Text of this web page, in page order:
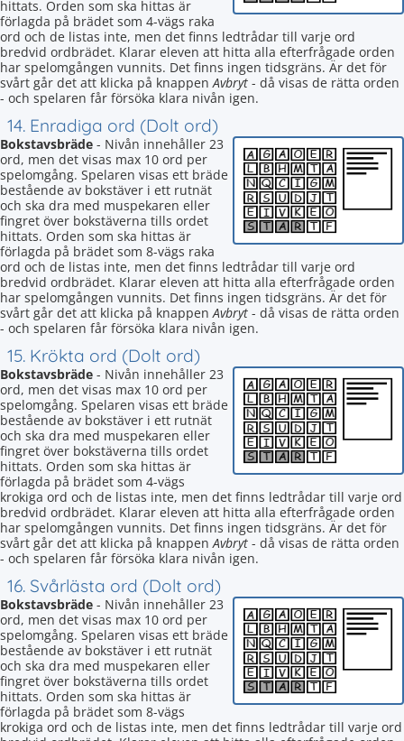
hittats. Orden som ska hittas är
förlagda på brädet som 4-vägs raka
ord och de listas inte, men det finns ledtrådar till varje ord
bredvid ordbrädet. Klarar eleven att hitta alla efterfrågade orden
har spelomgången vunnits. Det finns ingen tidsgräns. Är det för
svårt går det att klicka på knappenAvbryt - då visas de rätta orden
- och spelaren får försöka klara nivån igen.
14. Enradiga ord (Dolt ord)
Bokstavsbräde - Nivån innehåller 23
ord, men det visas max 10 ord per
spelomgång. Spelaren visas ett bräde
bestående av bokstäver i ett rutnät
och ska dra med muspekaren eller
fingret över bokstäverna tills ordet
hittats. Orden som ska hittas är
förlagda på brädet som 8-vägs raka
ord och de listas inte, men det finns ledtrådar till varje ord
bredvid ordbrädet. Klarar eleven att hitta alla efterfrågade orden
har spelomgången vunnits. Det finns ingen tidsgräns. Är det för
svårt går det att klicka på knappenAvbryt - då visas de rätta orden
- och spelaren får försöka klara nivån igen.
15. Krökta ord (Dolt ord)
Bokstavsbräde - Nivån innehåller 23
ord, men det visas max 10 ord per
spelomgång. Spelaren visas ett bräde
bestående av bokstäver i ett rutnät
och ska dra med muspekaren eller
fingret över bokstäverna tills ordet
hittats. Orden som ska hittas är
förlagda på brädet som 4-vägs
krokiga ord och de listas inte, men det finns ledtrådar till varje ord
bredvid ordbrädet. Klarar eleven att hitta alla efterfrågade orden
har spelomgången vunnits. Det finns ingen tidsgräns. Är det för
svårt går det att klicka på knappenAvbryt - då visas de rätta orden
- och spelaren får försöka klara nivån igen.
16. Svårlästa ord (Dolt ord)
Bokstavsbräde - Nivån innehåller 23
ord, men det visas max 10 ord per
spelomgång. Spelaren visas ett bräde
bestående av bokstäver i ett rutnät
och ska dra med muspekaren eller
fingret över bokstäverna tills ordet
hittats. Orden som ska hittas är
förlagda på brädet som 8-vägs
krokiga ord och de listas inte, men det finns ledtrådar till varje ord